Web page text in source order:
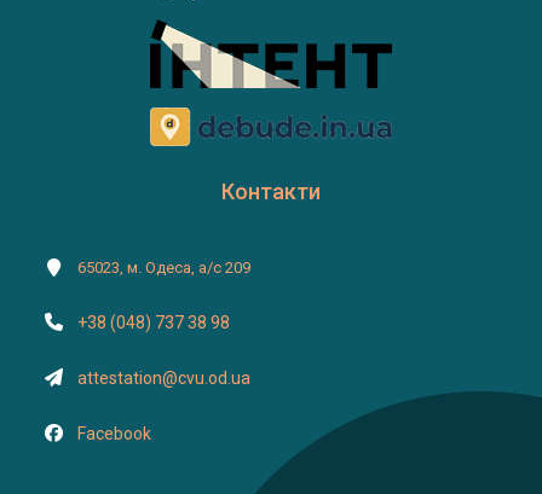
Контакти
65023, м. Одеса, а/с 209
+38 (048) 737 38 98
attestation@cvu.od.ua
Facebook